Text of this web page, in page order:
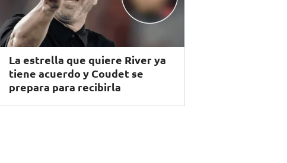
La estrella que quiere River ya
tiene acuerdo y Coudet se
prepara para recibirla